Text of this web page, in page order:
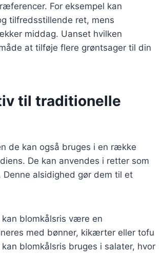
For eksempel kan
tilfredsstillende ret, mens
middag. Uanset hvilken
at tilføje flere grøntsager til din
til traditionelle
de kan også bruges i en række
De kan anvendes i retter som
alsidighed gør dem til et
blomkålsris være en
med bønner, kikærter eller tofu
blomkålsris bruges i salater, hvor